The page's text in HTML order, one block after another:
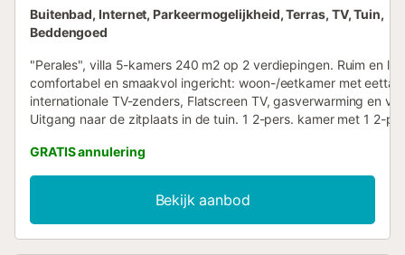
Buitenbad, Internet, Parkeermogelijkheid, Terras, TV, Tuin,
Beddengoed
"Perales", villa 5-kamers 240 m2 op 2 verdiepingen. Ruim en
comfortabel en smaakvol ingericht: woon-/eetkamer met
internationale TV-zenders, Flatscreen TV, gasverwarming en
Uitgang naar de zitplaats in de tuin. 1 2-pers. kamer met 1 2-
kookplaten, magnetron, diepvriezer, elektrische koffiemachine).
Bad/douche/WC. Bovenverdieping: 1 kamer met 1 x 2
cm, lengte 200 cm). 1 2-pers. kamer met 2 bedden (90 cm,
cm). Uitgang naar het terras. 1 2-pers. kamer met 2 bedden
lengte 200 cm). Uitgang naar het terras. Bad of douche/WC.
GRATIS annulering
Bekijk aanbod